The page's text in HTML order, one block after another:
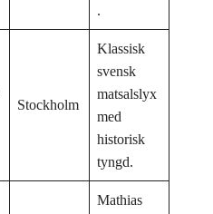
.
Stockholm
Klassisk
svensk
matsalslyx
med
historisk
tyngd.
Mathias